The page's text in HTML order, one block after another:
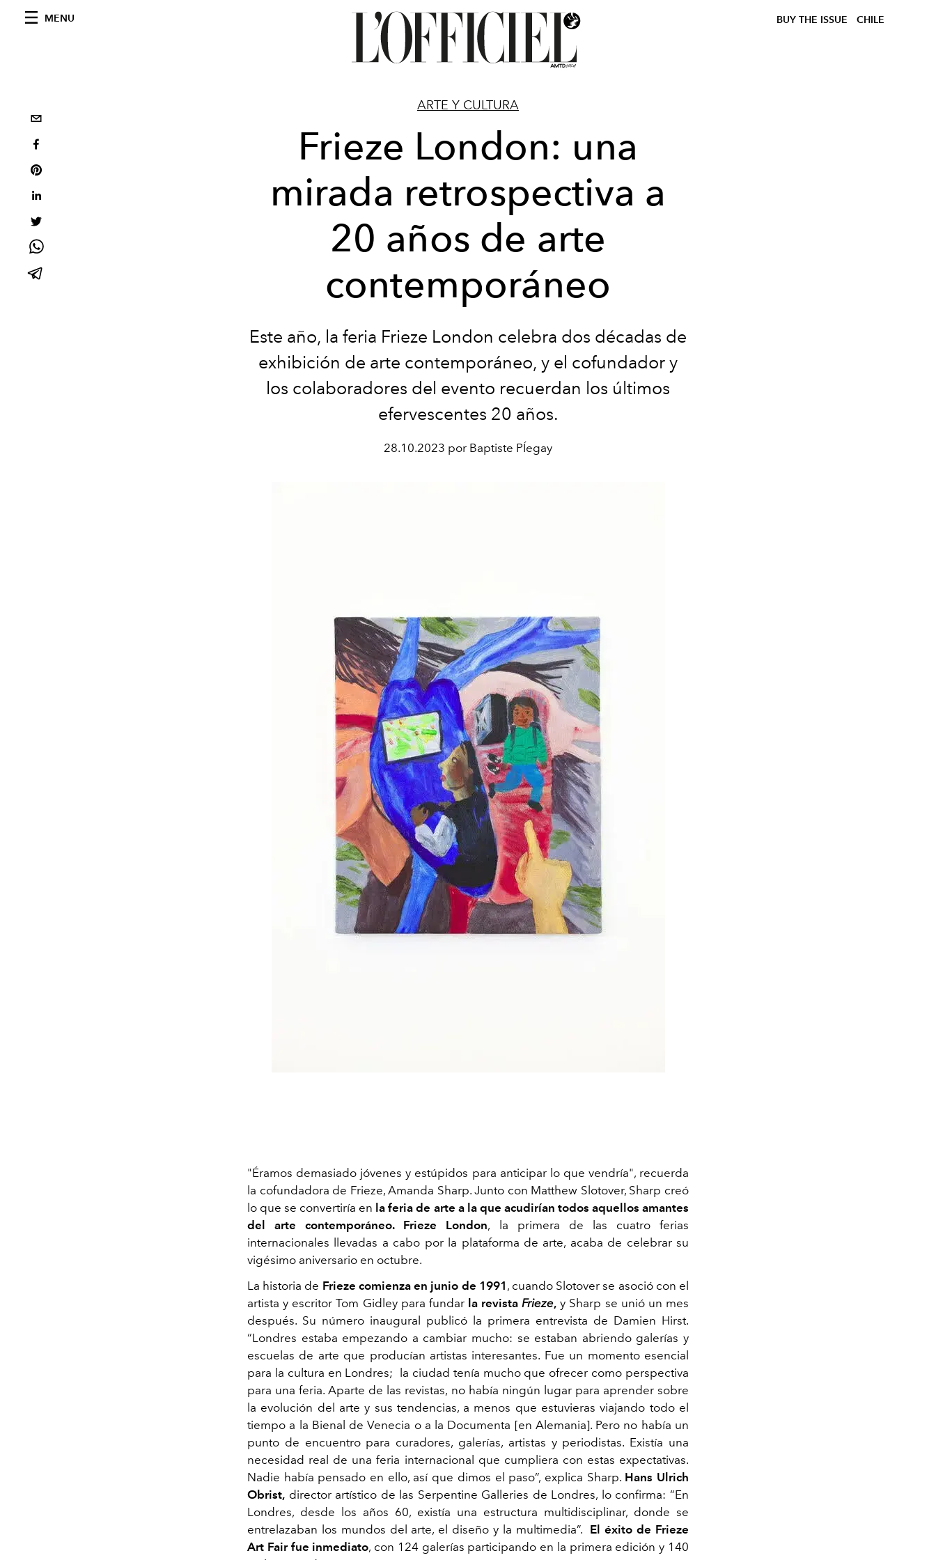
MENU BUY THE ISSUE CHILE
ARTE Y CULTURA
Frieze London: una
mirada retrospectiva a
20 años de arte
contemporáneo
Este año, la feria Frieze London celebra dos décadas de
exhibición de arte contemporáneo, y el cofundador y
los colaboradores del evento recuerdan los últimos
efervescentes 20 años.
28.10.2023 por Baptiste PÍegay
"Éramos demasiado jóvenes y estúpidos para anticipar lo que vendría", recuerda
la cofundadora de Frieze, Amanda Sharp. Junto con Matthew Slotover, Sharp creó
lo que se convertiría en la feria de arte a la que acudirían todos aquellos amantes
del arte contemporáneo. Frieze London, la primera de las cuatro ferias
internacionales llevadas a cabo por la plataforma de arte, acaba de celebrar su
vigésimo aniversario en octubre.
La historia de Frieze comienza en junio de 1991 , cuando Slotover se asoció con el
artista y escritor Tom Gidley para fundar la revistaFrieze, y Sharp se unió un mes
después. Su número inaugural publicó la primera entrevista de Damien Hirst.
“Londres estaba empezando a cambiar mucho: se estaban abriendo galerías y
escuelas de arte que producían artistas interesantes. Fue un momento esencial
para la cultura en Londres; la ciudad tenía mucho que ofrecer como perspectiva
para una feria. Aparte de las revistas, no había ningún lugar para aprender sobre
la evolución del arte y sus tendencias, a menos que estuvieras viajando todo el
tiempo a la Bienal de Venecia o a la Documenta [en Alemania]. Pero no había un
punto de encuentro para curadores, galerías, artistas y periodistas. Existía una
necesidad real de una feria internacional que cumpliera con estas expectativas.
Nadie había pensado en ello, así que dimos el paso”, explica Sharp. Hans Ulrich
Obrist, director artístico de las Serpentine Galleries de Londres, lo confirma: “En
Londres, desde los años 60, existía una estructura multidisciplinar, donde se
entrelazaban los mundos del arte, el diseño y la multimedia”. El éxito de Frieze
Art Fair fue inmediato, con 124 galerías participando en la primera edición y 140